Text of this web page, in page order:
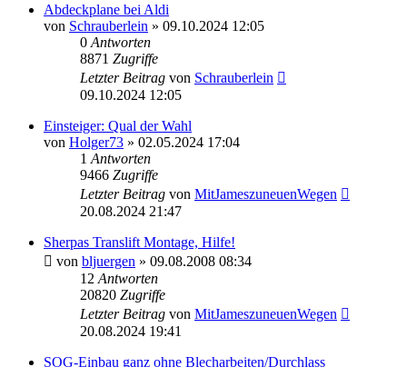
Abdeckplane bei Aldi
von Schrauberlein » 09.10.2024 12:05
0 Antworten
8871 Zugriffe
Letzter Beitrag von Schrauberlein
09.10.2024 12:05
Einsteiger: Qual der Wahl
von Holger73 » 02.05.2024 17:04
1 Antworten
9466 Zugriffe
Letzter Beitrag von MitJameszuneuenWegen
20.08.2024 21:47
Sherpas Translift Montage, Hilfe!
von bljuergen » 09.08.2008 08:34
12 Antworten
20820 Zugriffe
Letzter Beitrag von MitJameszuneuenWegen
20.08.2024 19:41
SOG-Einbau ganz ohne Blecharbeiten/Durchlass